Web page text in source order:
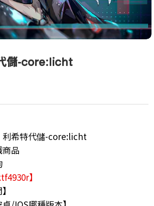
儲-core:licht
利希特代儲-core:licht
品
】